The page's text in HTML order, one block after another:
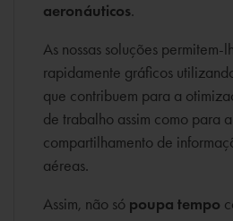
aeronáuticos.
As nossas soluções
rapidamente gráficos
que contribuem para a
de trabalho assim como para
compartilhamento de
aéreas.
Assim, não só poupa tempo